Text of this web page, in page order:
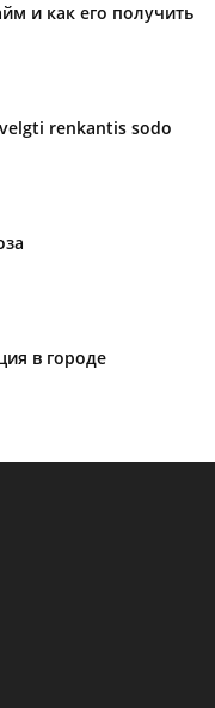
и как его получить
renkantis sodo
в городе